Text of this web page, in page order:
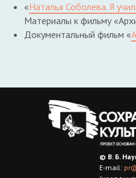
«Наталья Соболева. Я
Материалы к фильму
Документальный фильм «
© В. Б.
E-mail: